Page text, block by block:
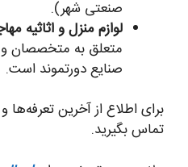
صنعتی شهر).
لوازم منزل و اثاثیه
متعلق به متخصصان و
صنایع دورتموند است.
تماس بگیرید.